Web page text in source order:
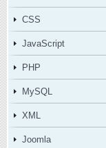
CSS
JavaScript
PHP
MySQL
XML
Joomla